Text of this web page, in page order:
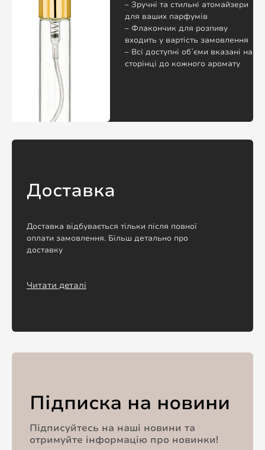
– Зручні та стильні атомайзери
для ваших парфумів
– Флакончик для розпиву
входить у вартість замовлення
– Всі доступні обʼєми вказані на
сторінці до кожного аромату
Доставка
Доставка відбувається тільки після повної
оплати замовлення. Більш детально про
доставку
Читати деталі
Підписка на новини
Підписуйтесь на наші новини та
отримуйте інформацію про новинки!